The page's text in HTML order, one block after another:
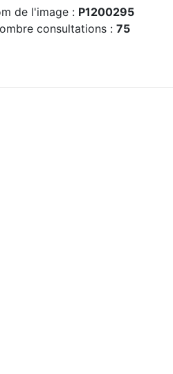
de l'image : P1200295
consultations : 75